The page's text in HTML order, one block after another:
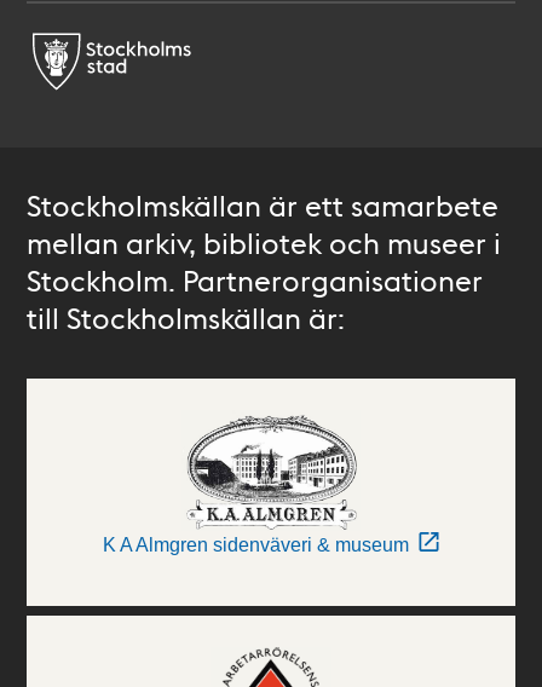
Stockholmskällan är ett samarbete
mellan arkiv, bibliotek och museer i
Stockholm. Partnerorganisationer
till Stockholmskällan är:
K A Almgren sidenväveri & museum